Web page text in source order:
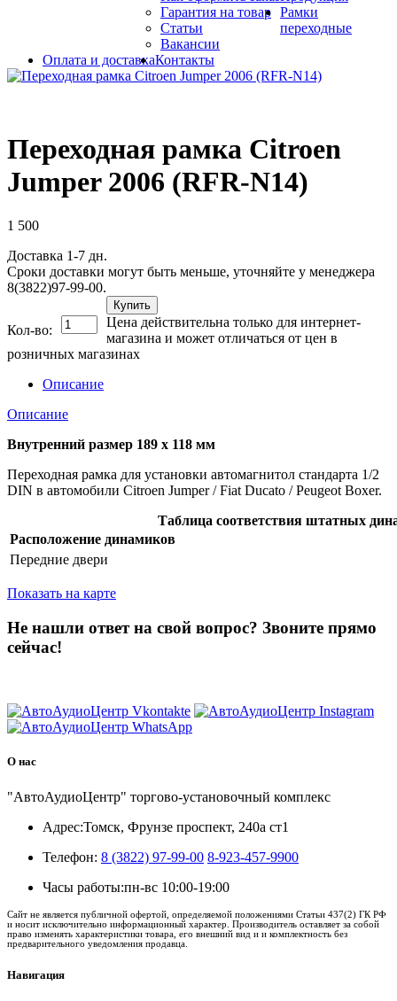
Гарантия на товар
Статьи
Вакансии
Оплата и доставкаКонтакты
Рамки
переходные
Переходная рамка Citroen
Jumper 2006 (RFR-N14)
1 500
Доставка 1-7 дн.
Сроки доставки могут быть меньше, уточняйте у менеджера
8(3822)97-99-00.
Кол-во:
Купить
Цена действительна только для интернет-
магазина и может отличаться от цен в
розничных магазинах
Описание
Описание
Внутренний размер 189 х 118 мм
Переходная рамка для установки автомагнитол стандарта 1/2
DIN в автомобили Citroen Jumper / Fiat Ducato / Peugeot Boxer.
Таблица соответствия штатных
Расположение динамиков
Передние двери
Показать на карте
Не нашли ответ на свой вопрос? Звоните прямо
сейчас!
О нас
"АвтоАудиоЦентр" торгово-установочный комплекс
Адрес:Томск, Фрунзе проспект, 240а ст1
Телефон: 8 (3822) 97-99-00 8-923-457-9900
Часы работы:пн-вс 10:00-19:00
Сайт не является публичной офертой, определяемой положениями Статьи 437(2) ГК РФ
и носит исключительно информационный характер. Производитель оставляет за собой
право изменять характеристики товара, его внешний вид и и комплектность без
предварительного уведомления продавца.
Навигация